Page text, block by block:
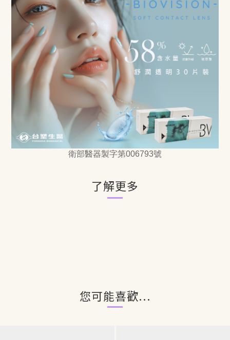
衛部醫器製字第006793號
了解更多
您可能喜歡...